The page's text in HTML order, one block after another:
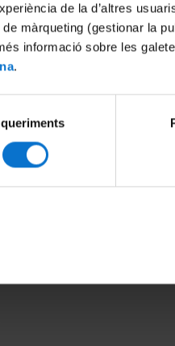
de la d’altres
màrqueting (gestionar la
informació sobre les
.